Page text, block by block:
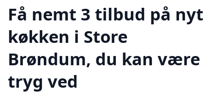
Få nemt 3 tilbud på nyt
køkken i Store
Brøndum, du kan være
tryg ved